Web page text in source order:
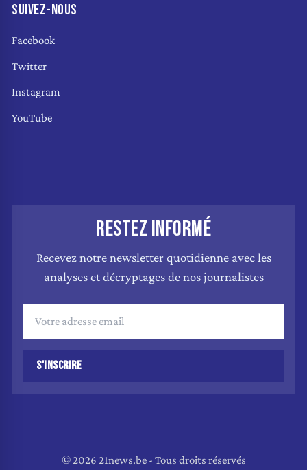
SUIVEZ-NOUS
Facebook
Twitter
Instagram
YouTube
RESTEZ INFORMÉ
Recevez notre newsletter quotidienne avec les
analyses et décryptages de nos journalistes
S'INSCRIRE
© 2026 21news.be - Tous droits réservés